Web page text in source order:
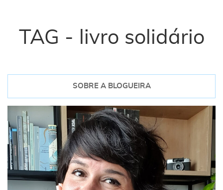
TAG - livro solidário
SOBRE A BLOGUEIRA